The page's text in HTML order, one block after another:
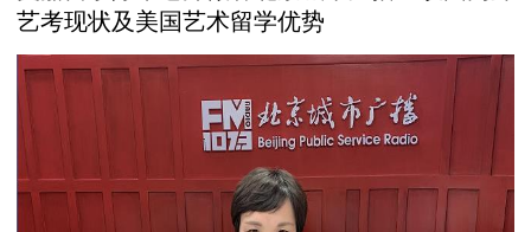
艺考现状及美国艺术留学优势